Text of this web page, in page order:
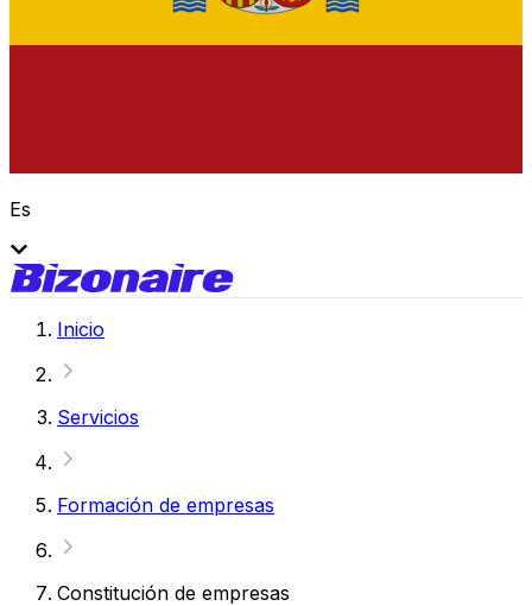
Es
Inicio
Servicios
Formación de empresas
Constitución de empresas